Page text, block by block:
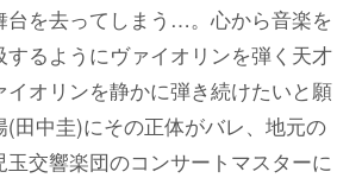
台を去ってしまう…。心から音楽を
るようにヴァイオリンを弾く天才
イオリンを静かに弾き続けたいと願
(田中圭)にその正体がバレ、地元の
交響楽団のコンサートマスターに